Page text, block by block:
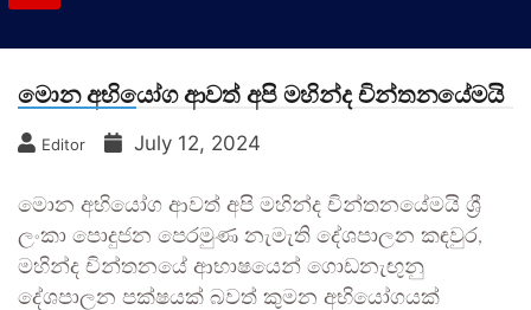
මොන අභියෝග ආවත් අපි මහින්ද චින්තනයේමයි
Editor July 12, 2024
මොන අභියෝග ආවත් අපි මහින්ද චින්තනයේමයි ශ්‍රී
ලංකා පොදුජන පෙරමුණ නැමැති දේශපාලන කඳවුර,
මහින්ද චින්තනයේ ආභාෂයෙන් ගොඩනැඟුනු
දේශපාලන පක්ෂයක් බවත් කුමන අභියෝගයක්